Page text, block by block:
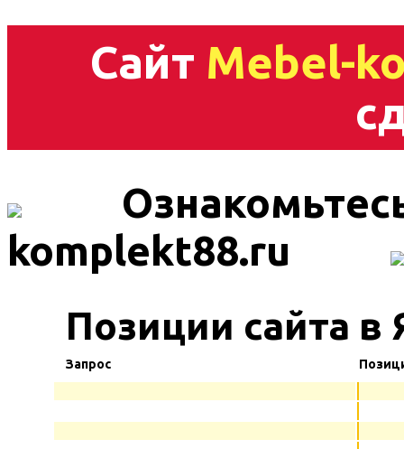
Сайт Mebel-
komplekt88.ru
Позиции сайта в
Запрос